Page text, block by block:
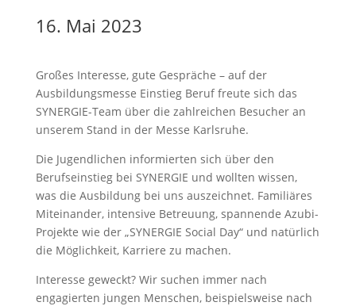
16. Mai 2023
Großes Interesse, gute Gespräche – auf der
Ausbildungsmesse Einstieg Beruf freute sich das
SYNERGIE-Team über die zahlreichen Besucher an
unserem Stand in der Messe Karlsruhe.
Die Jugendlichen informierten sich über den
Berufseinstieg bei SYNERGIE und wollten wissen,
was die Ausbildung bei uns auszeichnet. Familiäres
Miteinander, intensive Betreuung, spannende Azubi-
Projekte wie der „SYNERGIE Social Day“ und natürlich
die Möglichkeit, Karriere zu machen.
Interesse geweckt? Wir suchen immer nach
engagierten jungen Menschen, beispielsweise nach